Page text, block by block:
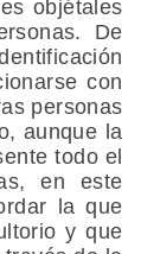
objétales
De
con
personas
aunque la
todo el
en este
la que
y que